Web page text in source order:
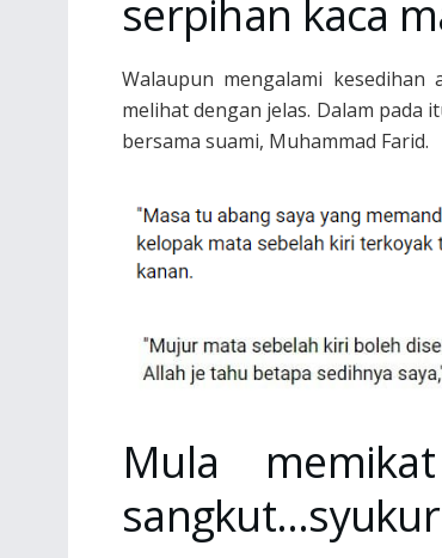
serpihan kaca
Walaupun mengalami
melihat dengan jelas. Dalam pada
bersama suami, Muhammad Farid.
Mula